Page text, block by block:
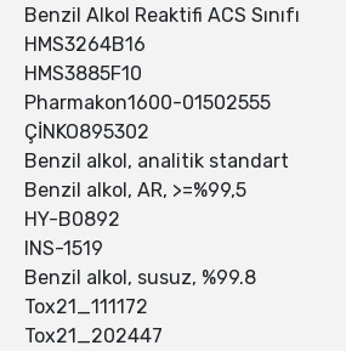
Benzil Alkol Reaktifi ACS Sınıfı
HMS3264B16
HMS3885F10
Pharmakon1600-01502555
ÇİNKO895302
Benzil alkol, analitik standart
Benzil alkol, AR, >=%99,5
HY-B0892
INS-1519
Benzil alkol, susuz, %99.8
Tox21_111172
Tox21_202447